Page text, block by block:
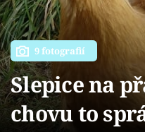
9 fotografií
Slepice na
chovu to